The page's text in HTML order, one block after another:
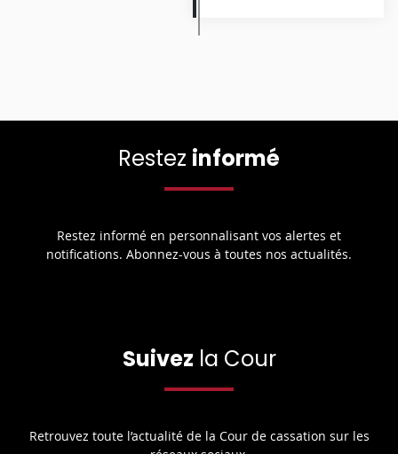
Restez informé
Restez informé en personnalisant vos alertes et
notifications. Abonnez-vous à toutes nos actualités.
Suivez la Cour
Retrouvez toute l’actualité de la Cour de cassation sur les